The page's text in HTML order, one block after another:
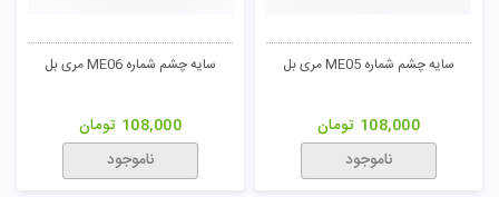
سایه چشم شماره ME05 مری بل
108,000 تومان
ناموجود
سایه چشم شماره ME06 مری بل
108,000 تومان
ناموجود